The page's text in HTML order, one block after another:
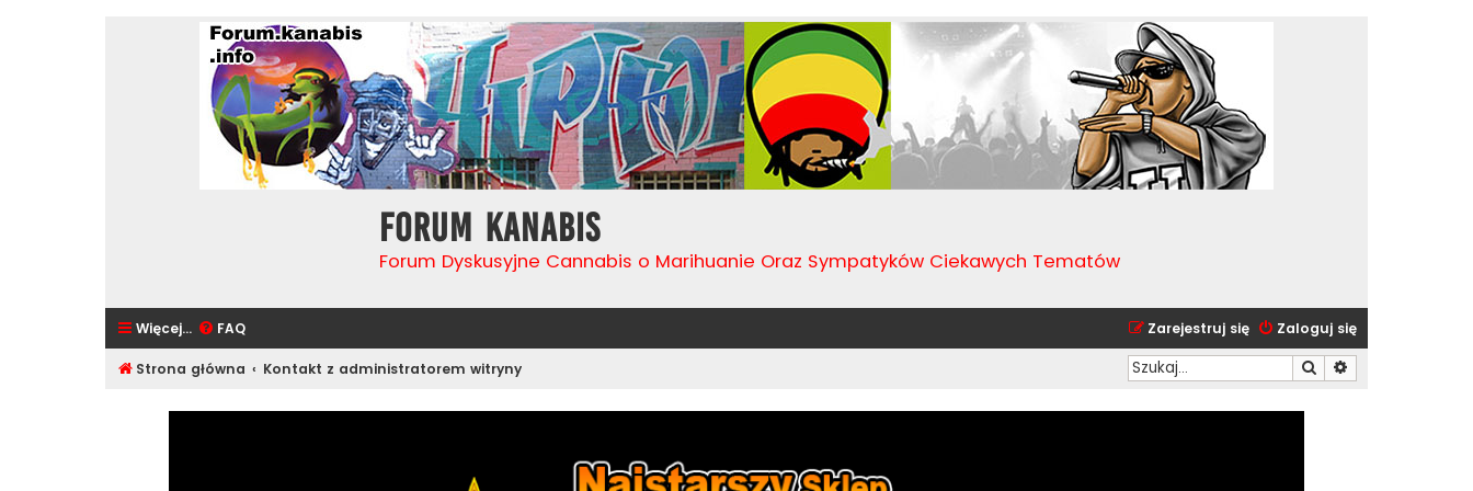
Forum Kanabis
Forum Dyskusyjne Cannabis o Marihuanie Oraz Sympatyków Ciekawych Tematów
Więcej… FAQ Zaloguj się
Zarejestruj się
Strona główna Kontakt z administratorem witryny Szukaj